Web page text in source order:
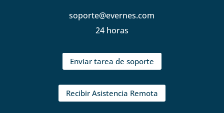
soporte@evernes.com
24 horas
Envíar tarea de soporte
Recibir Asistencia Remota